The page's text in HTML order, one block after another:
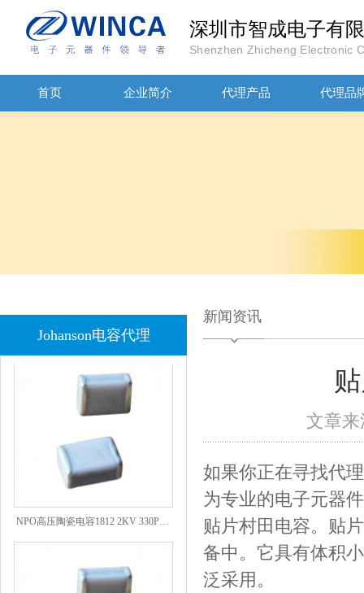
深圳市智成电子有
Shenzhen Zhicheng Electronic
首页 企业简介 代理产品 代理品
Johanson电容代理
新闻资讯
文章
如果你正在寻找代
为专业的电子元器
贴片村田电容。贴
备中。它具有体积
泛采用。